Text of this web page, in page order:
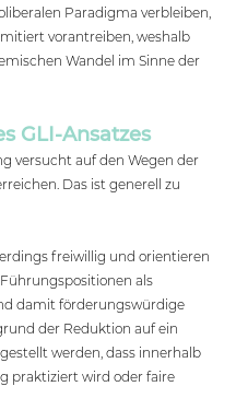
Paradigma verbleiben,
vorantreiben, weshalb
Wandel im Sinne der
GLI-Ansatzes
versucht auf den Wegen der
Das ist generell zu
freiwillig und orientieren
als
damit förderungswürdige
der Reduktion auf ein
werden, dass innerhalb
praktiziert wird oder faire